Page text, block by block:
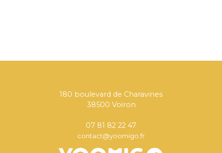
180 boulevard de Charavines
38500 Voiron
07 81 82 22 47
contact@yoomigo.fr